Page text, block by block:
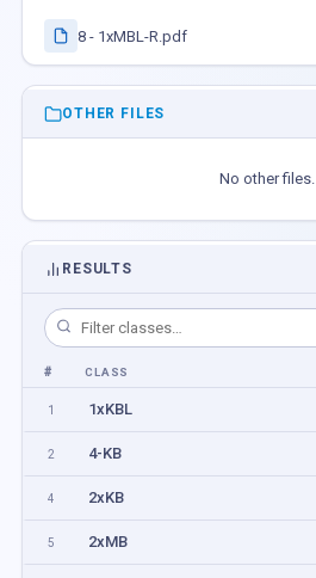
8 - 1xMBL-R.pdf
OTHER FILES
No other files.
RESULTS
# CLASS
1 1xKBL
2 4-KB
4 2xKB
5 2xMB